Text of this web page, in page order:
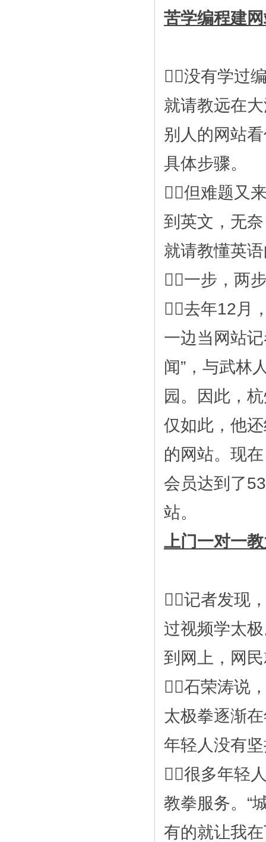
苦学编程建
没有学过
就请教远在
别人的网站
具体步骤。
但难题又
到英文，无
就请教懂英
一步，两
去年12月
一边当网站
闻”，与武林
园。因此，
仅如此，他
的网站。现
会员达到了
站。
上门一对一
记者发现
过视频学太
到网上，网
石荣涛说
太极拳逐渐
年轻人没有
很多年轻
教拳服务。“
有的就让我